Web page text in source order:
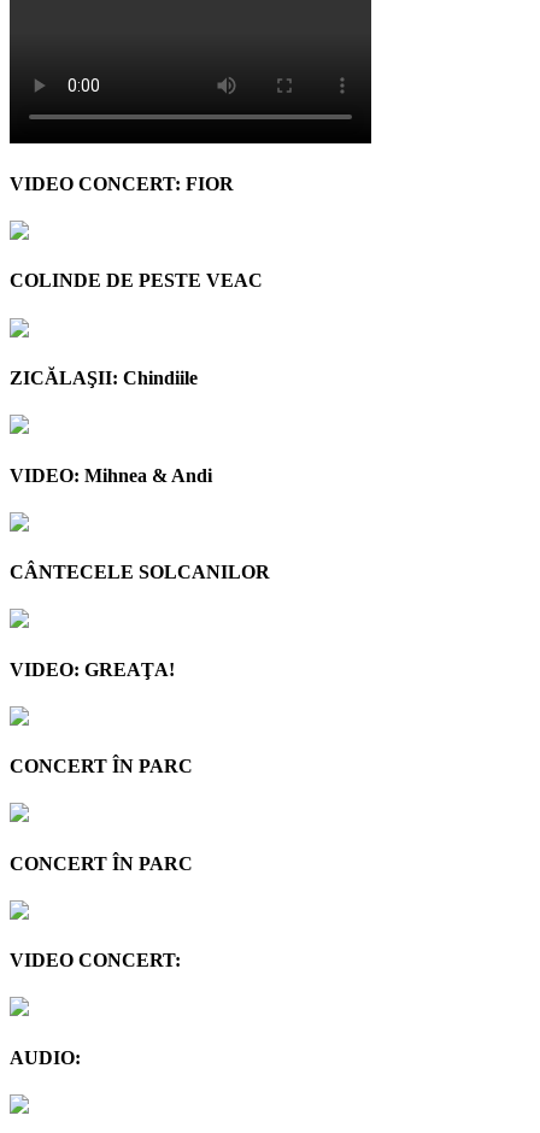
VIDEO CONCERT: FIOR
COLINDE DE PESTE VEAC
ZICĂLAŞII: Chindiile
VIDEO: Mihnea & Andi
CÂNTECELE SOLCANILOR
VIDEO: GREAŢA!
CONCERT ÎN PARC
CONCERT ÎN PARC
VIDEO CONCERT:
AUDIO: